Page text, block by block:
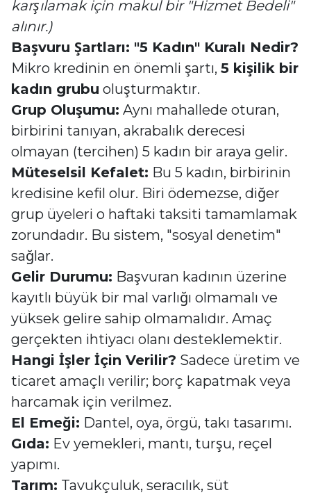
karşılamak için makul bir "Hizmet Bedeli"
alınır.)
Başvuru Şartları: "5 Kadın" Kuralı Nedir?
Mikro kredinin en önemli şartı, 5 kişilik bir
kadın grubu oluşturmaktır.
Grup Oluşumu: Aynı mahallede oturan,
birbirini tanıyan, akrabalık derecesi
olmayan (tercihen) 5 kadın bir araya gelir.
Müteselsil Kefalet: Bu 5 kadın, birbirinin
kredisine kefil olur. Biri ödemezse, diğer
grup üyeleri o haftaki taksiti tamamlamak
zorundadır. Bu sistem, "sosyal denetim"
sağlar.
Gelir Durumu: Başvuran kadının üzerine
kayıtlı büyük bir mal varlığı olmamalı ve
yüksek gelire sahip olmamalıdır. Amaç
gerçekten ihtiyacı olanı desteklemektir.
Hangi İşler İçin Verilir? Sadece üretim ve
ticaret amaçlı verilir; borç kapatmak veya
harcamak için verilmez.
El Emeği: Dantel, oya, örgü, takı tasarımı.
Gıda: Ev yemekleri, mantı, turşu, reçel
yapımı.
Tarım: Tavukçuluk, seracılık, süt